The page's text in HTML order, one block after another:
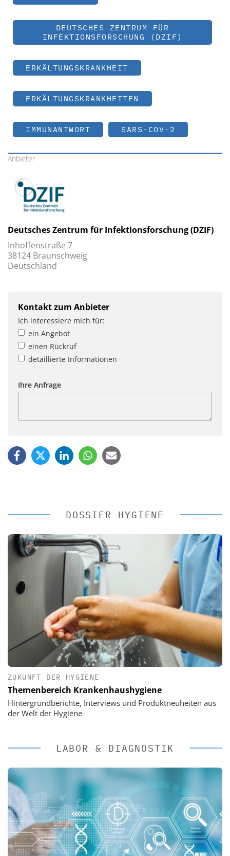
DEUTSCHES ZENTRUM FÜR
INFEKTIONSFORSCHUNG (DZIF)
ERKÄLTUNGSKRANKHEIT
ERKÄLTUNGSKRANKHEITEN
IMMUNANTWORT SARS-COV-2
Anbieter
Deutsches Zentrum für Infektionsforschung (DZIF)
Inhoffenstraße 7
38124 Braunschweig
Deutschland
Kontakt zum Anbieter
Ich interessiere mich für:
ein Angebot
einen Rückruf
detaillierte Informationen
Ihre Anfrage
DOSSIER HYGIENE
ZUKUNFT DER HYGIENE
Themenbereich Krankenhaushygiene
Hintergrundberichte, Interviews und Produktneuheiten aus
der Welt der Hygiene
LABOR & DIAGNOSTIK